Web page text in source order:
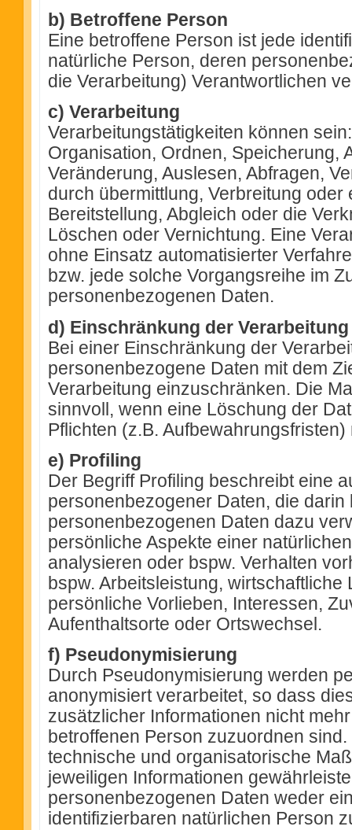
b) Betroffene Person
Eine betroffene Person ist jede
natürliche Person, deren
die Verarbeitung) Verantwortlichen
c) Verarbeitung
Verarbeitungstätigkeiten können
Organisation, Ordnen, Speicherung,
Veränderung, Auslesen, Abfragen,
durch übermittlung, Verbreitung oder
Bereitstellung, Abgleich oder die
Löschen oder Vernichtung. Eine
ohne Einsatz automatisierter
bzw. jede solche Vorgangsreihe im
personenbezogenen Daten.
d) Einschränkung der Verarbeitung
Bei einer Einschränkung der
personenbezogene Daten mit dem
Verarbeitung einzuschränken. Die
sinnvoll, wenn eine Löschung der
Pflichten (z.B.
e) Profiling
Der Begriff Profiling beschreibt eine
personenbezogener Daten, die darin
personenbezogenen Daten dazu
persönliche Aspekte einer
analysieren oder bspw. Verhalten
bspw. Arbeitsleistung, wirtschaftliche
persönliche Vorlieben, Interessen,
Aufenthaltsorte oder Ortswechsel.
f) Pseudonymisierung
Durch Pseudonymisierung werden
anonymisiert verarbeitet, so dass
zusätzlicher Informationen nicht
betroffenen Person zuzuordnen
technische und organisatorische
jeweiligen Informationen
personenbezogenen Daten weder
identifizierbaren natürlichen Person